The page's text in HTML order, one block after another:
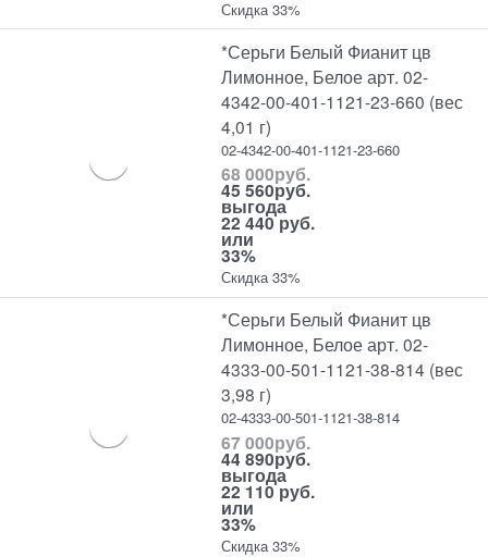
Скидка 33%
*Серьги Белый Фианит цв
Лимонное, Белое арт. 02-
4342-00-401-1121-23-660 (вес
4,01 г)
02-4342-00-401-1121-23-660
68 000руб.
45 560руб.
выгода
22 440 руб.
или
33%
Скидка 33%
*Серьги Белый Фианит цв
Лимонное, Белое арт. 02-
4333-00-501-1121-38-814 (вес
3,98 г)
02-4333-00-501-1121-38-814
67 000руб.
44 890руб.
выгода
22 110 руб.
или
33%
Скидка 33%